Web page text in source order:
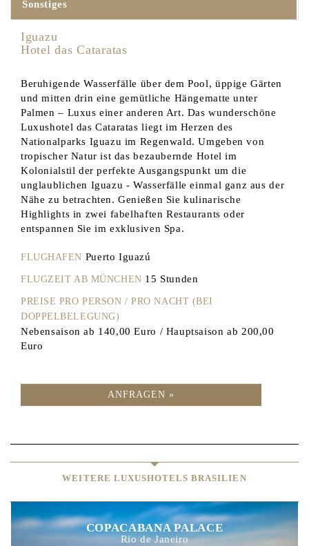
Sonstiges
Iguazu
Hotel das Cataratas
Beruhigende Wasserfälle über dem Pool, üppige Gärten
und mitten drin eine gemütliche Hängematte unter
Palmen – Luxus einer anderen Art. Das wunderschöne
Luxushotel das Cataratas liegt im Herzen des
Nationalparks Iguazu im Regenwald. Umgeben von
tropischer Natur ist das bezaubernde Hotel im
Kolonialstil der perfekte Ausgangspunkt um die
unglaublichen Iguazu - Wasserfälle einmal ganz aus der
Nähe zu betrachten. Genießen Sie kulinarische
Highlights in zwei fabelhaften Restaurants oder
entspannen Sie im exklusiven Spa.
FLUGHAFEN Puerto Iguazú
FLUGZEIT AB MÜNCHEN 15 Stunden
PREISE PRO PERSON / PRO NACHT (BEI
DOPPELBELEGUNG)
Nebensaison ab 140,00 Euro / Hauptsaison ab 200,00
Euro
ANFRAGEN »
WEITERE LUXUSHOTELS BRASILIEN
COPACABANA PALACE
Rio de Janeiro